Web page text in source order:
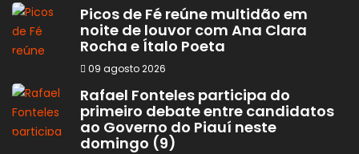
Picos de Fé reúne multidão em
noite de louvor com Ana Clara
Rocha e Ítalo Poeta
09 agosto 2026
Rafael Fonteles participa do
primeiro debate entre candidatos
ao Governo do Piauí neste
domingo (9)